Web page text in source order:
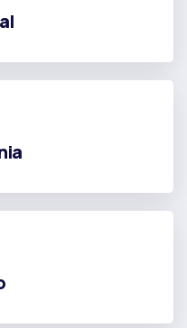
Digital
y Mercadotecnia
de Suministro